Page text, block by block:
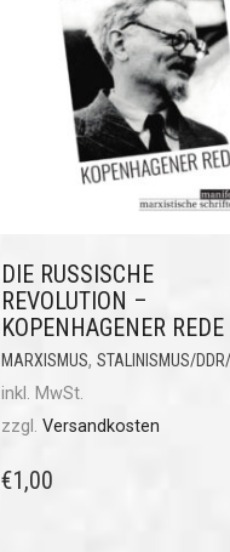
DIE RUSSISCHE
REVOLUTION –
KOPENHAGENER REDE
MARXISMUS, STALINISMUS/
inkl. MwSt.
zzgl. Versandkosten
€1,00